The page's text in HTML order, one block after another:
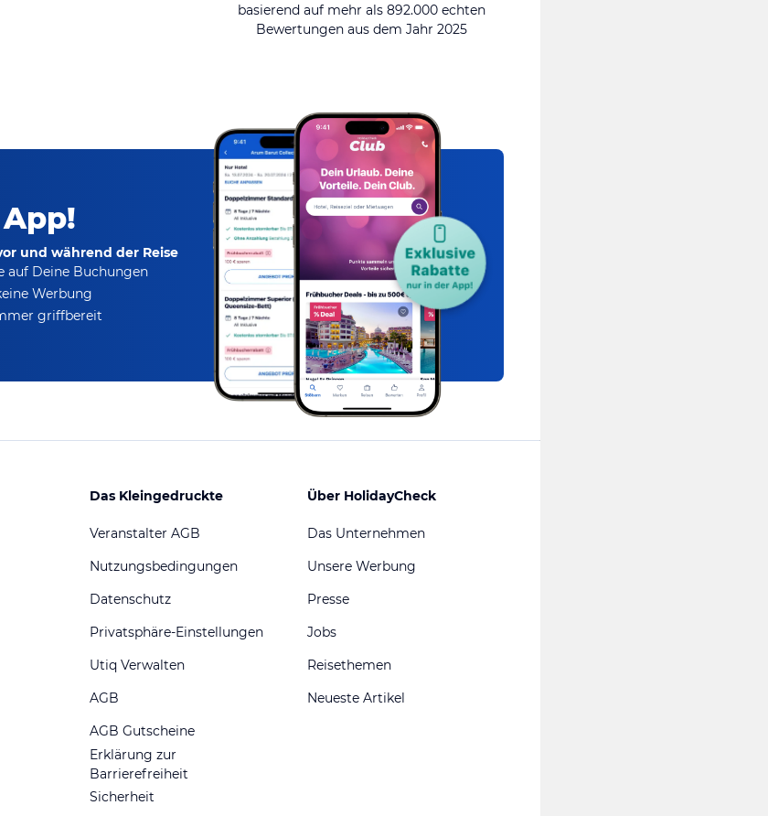
basierend auf mehr als 892.000 echten
Bewertungen aus dem Jahr 2025
und während der Reise
auf Deine Buchungen
Werbung
griffbereit
Das Kleingedruckte
Veranstalter AGB
Nutzungsbedingungen
Datenschutz
Privatsphäre-Einstellungen
Utiq Verwalten
AGB
AGB Gutscheine
Erklärung zur
Barrierefreiheit
Sicherheit
Über HolidayCheck
Das Unternehmen
Unsere Werbung
Presse
Jobs
Reisethemen
Neueste Artikel